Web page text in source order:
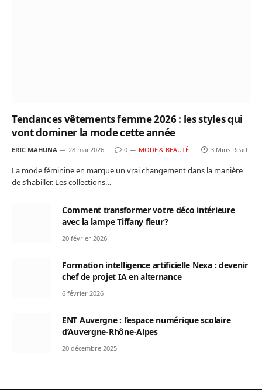
Tendances vêtements femme 2026 : les styles qui
vont dominer la mode cette année
ERIC MAHUNA 28 mai 2026 0 MODE & BEAUTÉ 3 Mins Read
La mode féminine en marque un vrai changement dans la manière
de s’habiller. Les collections…
Comment transformer votre déco intérieure
avec la lampe Tiffany fleur ?
20 février 2026
Formation intelligence artificielle Nexa : devenir
chef de projet IA en alternance
6 février 2026
ENT Auvergne : l’espace numérique scolaire
d’Auvergne-Rhône-Alpes
20 décembre 2025